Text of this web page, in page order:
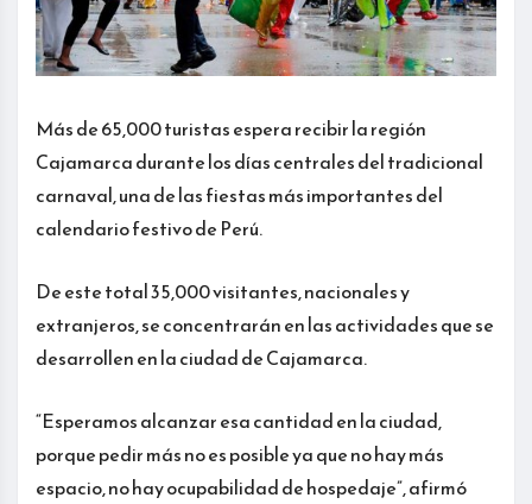
Más de 65,000 turistas espera recibir la región
Cajamarca durante los días centrales del tradicional
carnaval, una de las fiestas más importantes del
calendario festivo de Perú.
De este total 35,000 visitantes, nacionales y
extranjeros, se concentrarán en las actividades que se
desarrollen en la ciudad de Cajamarca.
“Esperamos alcanzar esa cantidad en la ciudad,
porque pedir más no es posible ya que no hay más
espacio, no hay ocupabilidad de hospedaje”, afirmó